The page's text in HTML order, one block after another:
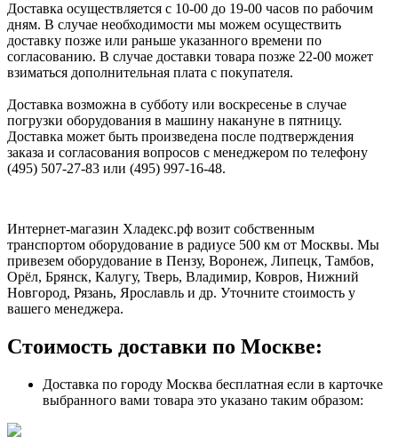
Доставка осуществляется с 10-00 до 19-00 часов по рабочим
дням. В случае необходимости мы можем осуществить
доставку позже или раньше указанного времени по
согласованию. В случае доставки товара позже 22-00 может
взиматься дополнительная плата с покупателя.
Доставка возможна в субботу или воскресенье в случае
погрузки оборудования в машину накануне в пятницу.
Доставка может быть произведена после подтверждения
заказа и согласования вопросов с менеджером по телефону
(495) 507-27-83 или (495) 997-16-48.
Интернет-магазин Хладекс.рф возит собственным
транспортом оборудование в радиусе 500 км от Москвы. Мы
привезем оборудование в Пензу, Воронеж, Липецк, Тамбов,
Орёл, Брянск, Калугу, Тверь, Владимир, Ковров, Нижний
Новгород, Рязань, Ярославль и др. Уточните стоимость у
вашего менеджера.
Стоимость доставки по Москве:
Доставка по городу Москва бесплатная если в карточке
выбранного вами товара это указано таким образом: